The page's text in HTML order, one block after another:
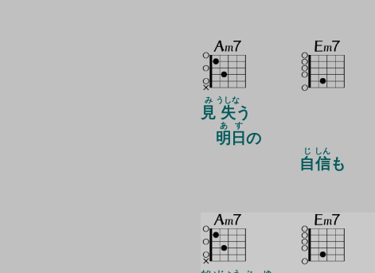
見
み
失
うしな
う
明日
あす
の
自
じ
信
しん
も